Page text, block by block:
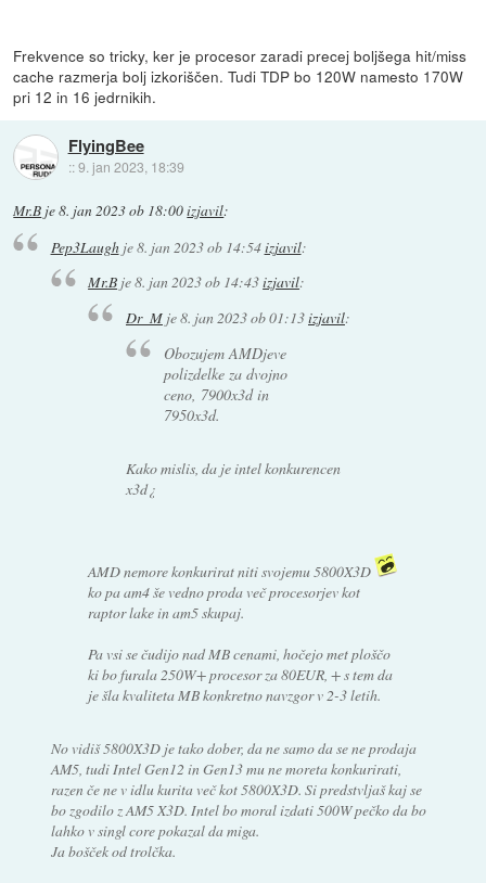
Frekvence so tricky, ker je procesor zaradi precej boljšega hit/miss
cache razmerja bolj izkoriščen. Tudi TDP bo 120W namesto 170W
pri 12 in 16 jedrnikih.
FlyingBee
::9. jan 2023, 18:39
Mr.B je8. jan 2023 ob 18:00izjavil:
Pep3Laughje8. jan 2023 ob 14:54izjavil:
Mr.B je8. jan 2023 ob 14:43izjavil:
Dr_Mje8. jan 2023 ob 01:13izjavil:
Obozujem AMDjeve
polizdelke za dvojno
ceno, 7900x3d in
7950x3d.
Kako mislis, da je intel konkurencen
x3d¿
AMD nemore konkurirat niti svojemu 5800X3D
ko pa am4 še vedno proda več procesorjev kot
raptor lake in am5 skupaj.
Pa vsi se čudijo nad MB cenami, hočejo met ploščo
ki bo furala 250W+ procesor za 80EUR, + s tem da
je šla kvaliteta MB konkretno navzgor v 2-3 letih.
No vidiš 5800X3D je tako dober, da ne samo da se ne prodaja
AM5, tudi Intel Gen12 in Gen13 mu ne moreta konkurirati,
razen če ne v idlu kurita več kot 5800X3D. Si predstvljaš kaj se
bo zgodilo z AM5 X3D. Intel bo moral izdati 500W pečko da bo
lahko v singl core pokazal da miga.
Ja bošček od trolčka.